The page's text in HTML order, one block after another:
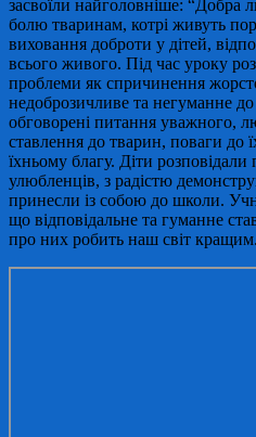
засвоїли найголовніше: “Добра
болю тваринам, котрі живуть
виховання доброти у дітей,
всього живого. Під час уроку
проблеми як спричинення
недоброзичливе та негуманне
обговорені питання уважного,
ставлення до тварин, поваги до
їхньому благу. Діти
улюбленців, з радістю
принесли із собою до школи.
що відповідальне та гуманне
про них робить наш світ кращим.